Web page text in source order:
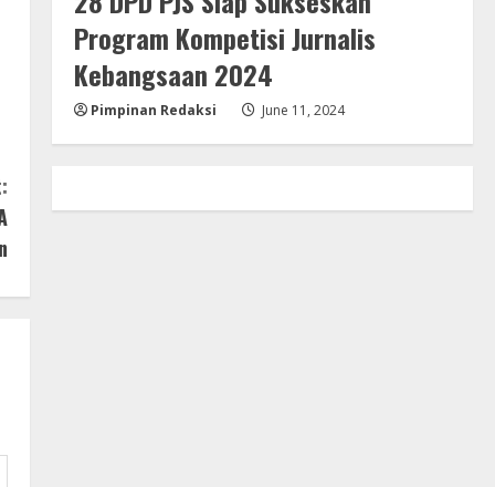
Program Kompetisi Jurnalis
Kebangsaan 2024
Pimpinan Redaksi June 11, 2024